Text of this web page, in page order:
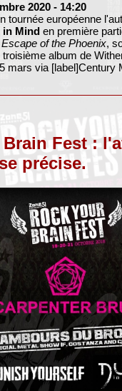
2020 - 14:20
tournée européenne
in Mind en première
Escape of the Phoenix,
troisième album de
mars via [label]Century
Brain Fest :
précise.